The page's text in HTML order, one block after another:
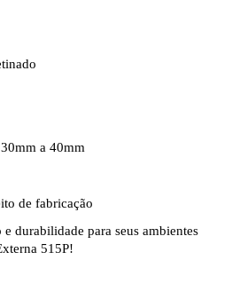
a 40mm
de fabricação
durabilidade para seus ambientes
515P!